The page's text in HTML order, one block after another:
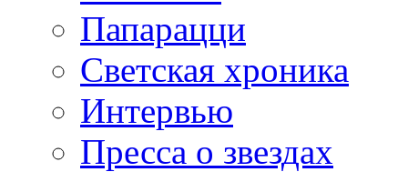
Папарацци
Светская хроника
Интервью
Пресса о звездах